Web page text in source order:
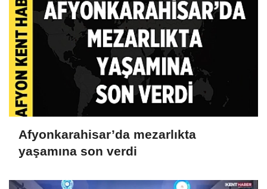
Afyonkarahisar’da mezarlıkta
yaşamına son verdi